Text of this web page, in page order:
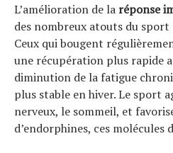
L’amélioration de la réponse
des nombreux atouts du
Ceux qui bougent
une récupération plus rapide
diminution de la fatigue
plus stable en hiver. Le sport
nerveux, le sommeil, et
d’endorphines, ces molécules